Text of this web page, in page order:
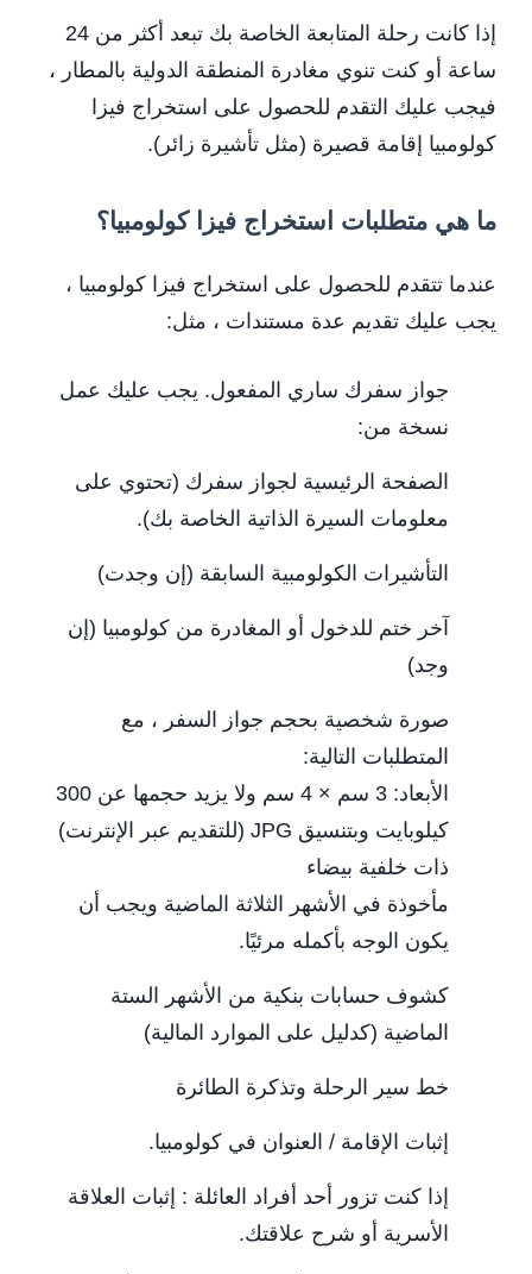
إذا كانت رحلة المتابعة الخاصة بك تبعد أكثر من 24
ساعة أو كنت تنوي مغادرة المنطقة الدولية بالمطار ،
فيجب عليك التقدم للحصول على استخراج فيزا
كولومبيا إقامة قصيرة (مثل تأشيرة زائر).
ما هي متطلبات استخراج فيزا كولومبيا؟
عندما تتقدم للحصول على استخراج فيزا كولومبيا ،
يجب عليك تقديم عدة مستندات ، مثل:
جواز سفرك ساري المفعول. يجب عليك عمل
نسخة من:
الصفحة الرئيسية لجواز سفرك (تحتوي على
معلومات السيرة الذاتية الخاصة بك).
التأشيرات الكولومبية السابقة (إن وجدت)
آخر ختم للدخول أو المغادرة من كولومبيا (إن
وجد)
صورة شخصية بحجم جواز السفر ، مع
المتطلبات التالية:
الأبعاد: 3 سم × 4 سم ولا يزيد حجمها عن 300
كيلوبايت وبتنسيق JPG (للتقديم عبر الإنترنت)
ذات خلفية بيضاء
مأخوذة في الأشهر الثلاثة الماضية ويجب أن
يكون الوجه بأكمله مرئيًا.
كشوف حسابات بنكية من الأشهر الستة
الماضية (كدليل على الموارد المالية)
خط سير الرحلة وتذكرة الطائرة
إثبات الإقامة / العنوان في كولومبيا.
إذا كنت تزور أحد أفراد العائلة : إثبات العلاقة
الأسرية أو شرح علاقتك.